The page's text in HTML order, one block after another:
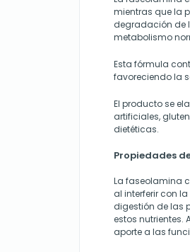
mientras que la
degradación de
metabolismo
Esta fórmula
favoreciendo la
El producto se
artificiales,
dietéticas.
Propiedades
La faseolamina
al interferir con
digestión de las
estos nutrientes.
aporte a las